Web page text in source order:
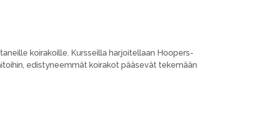
koirakoille. Kursseilla harjoitellaan Hoopers-
edistyneemmät koirakot pääsevät tekemään